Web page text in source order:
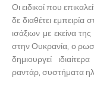
Οι ειδικοί που
δε διαθέτει
ισάξιων με εκείνα
στην Ουκρανία, ο
δημιουργεί
ραντάρ, συστήματα